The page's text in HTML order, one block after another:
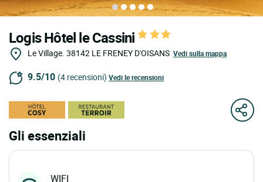
Logis Hôtel le Cassini
Le Village. 38142 LE FRENEY D'OISANS Vedi sulla mappa
9.5/10 (4 recensioni) Vedi le recensioni
Gli essenziali
WIFI